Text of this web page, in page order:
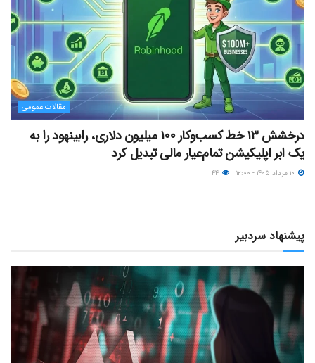
مقالات عمومی
درخشش ۱۳ خط کسب‌وکار ۱۰۰ میلیون دلاری، رابینهود را به
یک ابر اپلیکیشن تمام‌عیار مالی تبدیل کرد
پیشنهاد سردبیر